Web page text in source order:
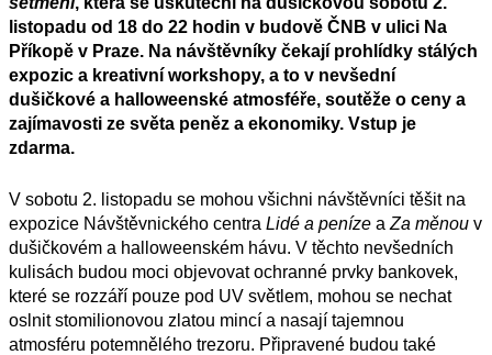
listopadu od 18 do 22 hodin v budově ČNB v ulici Na
Příkopě v Praze. Na návštěvníky čekají prohlídky stálých
expozic a kreativní workshopy, a to v nevšední
dušičkové a halloweenské atmosféře, soutěže o ceny a
zajímavosti ze světa peněz a ekonomiky. Vstup je
zdarma.
V sobotu 2. listopadu se mohou všichni návštěvníci těšit na
expozice Návštěvnického centra Lidé a peníze a Za měnou v
dušičkovém a halloweenském hávu. V těchto nevšedních
kulisách budou moci objevovat ochranné prvky bankovek,
které se rozzáří pouze pod UV světlem, mohou se nechat
oslnit stomilionovou zlatou mincí a nasají tajemnou
atmosféru potemnělého trezoru. Připravené budou také